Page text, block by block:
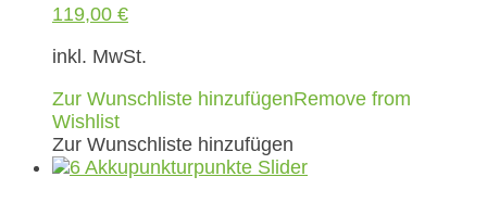
119,00 €
inkl. MwSt.
Zur Wunschliste hinzufügenRemove from
Wishlist
Zur Wunschliste hinzufügen